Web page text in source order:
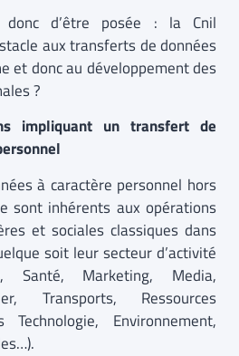
d’être posée : la Cnil
aux transferts de données
et donc au développement des
?
impliquant un transfert de
à caractère personnel hors
sont inhérents aux opérations
et sociales classiques dans
soit leur secteur d’activité
Santé, Marketing, Media,
Transports, Ressources
Technologie, Environnement,